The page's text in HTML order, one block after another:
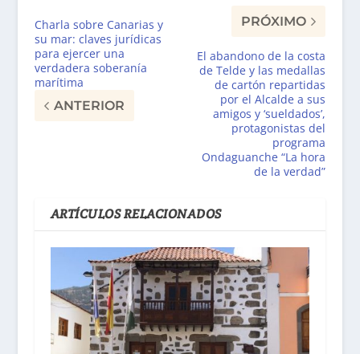
Charla sobre Canarias y
su mar: claves jurídicas
para ejercer una
verdadera soberanía
marítima
ANTERIOR
PRÓXIMO
El abandono de la costa
de Telde y las medallas
de cartón repartidas
por el Alcalde a sus
amigos y ‘sueldados’,
protagonistas del
programa
Ondaguanche “La hora
de la verdad”
ARTÍCULOS RELACIONADOS